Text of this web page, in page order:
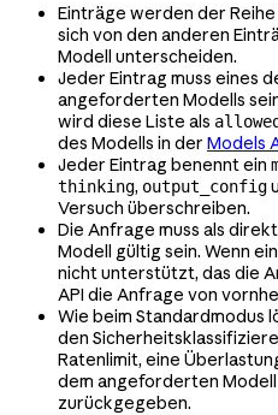
Einträge werden der
sich von den anderen
Modell unterscheiden.
Jeder Eintrag muss eines
angeforderten Modells
wird diese Liste als
des Modells in der Models
Jeder Eintrag benennt ein
thinking, output_config
Versuch überschreiben.
Die Anfrage muss als
Modell gültig sein. Wenn
nicht unterstützt, das die
API die Anfrage von
Wie beim Standardmodus
den
Ratenlimit, eine
dem angeforderten
zurückgegeben.